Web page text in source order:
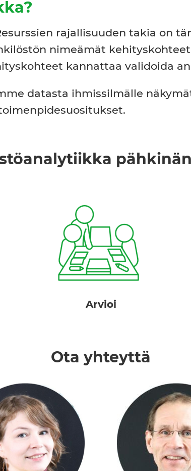
rajallisuuden takia on
nimeämät
kannattaa validoida
datasta ihmissilmälle
Arvioi
Arvioi vaikutuksen voimakkuus.
Ota yhteyttä